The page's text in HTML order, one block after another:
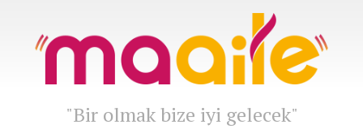
"Bir olmak bize iyi gelecek"